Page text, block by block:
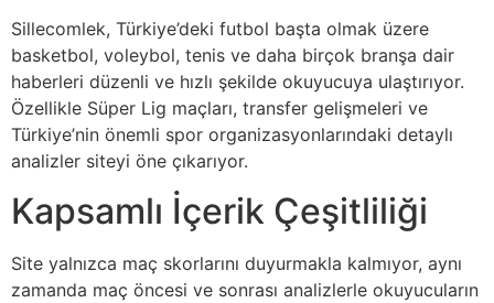
Sillecomlek, Türkiye’deki futbol başta olmak üzere
basketbol, voleybol, tenis ve daha birçok branşa dair
haberleri düzenli ve hızlı şekilde okuyucuya ulaştırıyor.
Özellikle Süper Lig maçları, transfer gelişmeleri ve
Türkiye’nin önemli spor organizasyonlarındaki detaylı
analizler siteyi öne çıkarıyor.
Kapsamlı İçerik Çeşitliliği
Site yalnızca maç skorlarını duyurmakla kalmıyor, aynı
zamanda maç öncesi ve sonrası analizlerle okuyucuların